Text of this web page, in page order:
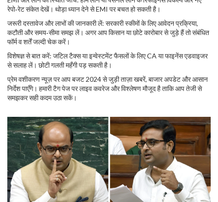
रेपो‑रेट संकेत देखें। थोड़ा ध्यान देने से EMI पर बचत हो सकती है।
जरूरी दस्तावेज और लाभों की जानकारी लें: सरकारी स्कीमों के लिए आवेदन प्रक्रिया,
कटौती और समय‑सीमा समझ लें। अगर आप किसान या छोटे कारोबार से जुड़े हैं तो संबंधित
फॉर्म व शर्तें जल्दी चेक करें।
विशेषज्ञ से बात करें: जटिल टैक्स या इन्वेस्टमेंट फैसलों के लिए CA या फाइनेंस एडवाइजर
से सलाह लें। छोटी गलती महँगी पड़ सकती है।
प्रेम वशीकरण न्यूज़ पर आप बजट 2024 से जुड़ी ताज़ा खबरें, बाजार अपडेट और आसान
निर्देश पाएँगे। हमारी टैग पेज पर लाइव कवरेज और विश्लेषण मौजूद है ताकि आप तेजी से
समझकर सही कदम उठा सकें।